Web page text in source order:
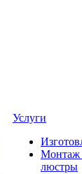
Услуги
Монтаж
люстры